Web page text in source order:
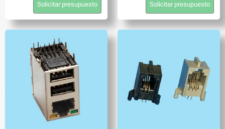
Solicitar presupuesto Solicitar presupuesto